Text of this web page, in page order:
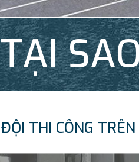
TẠI
ĐỘI THI CÔNG